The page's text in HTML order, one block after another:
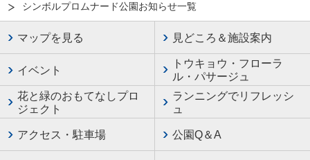
シンボルプロムナード公園お知らせ一覧
マップを見る 見どころ＆施設案内
イベント
トウキョウ・フローラ
ル・パサージュ
花と緑のおもてなしプロ
ジェクト
ランニングでリフレッシ
ュ
アクセス・駐車場 公園Q＆A